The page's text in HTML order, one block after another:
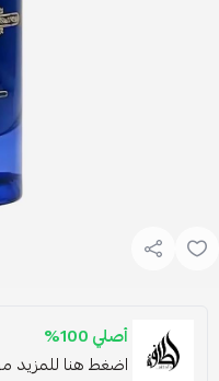
أصلي 100%
اضغط هنا للمزيد